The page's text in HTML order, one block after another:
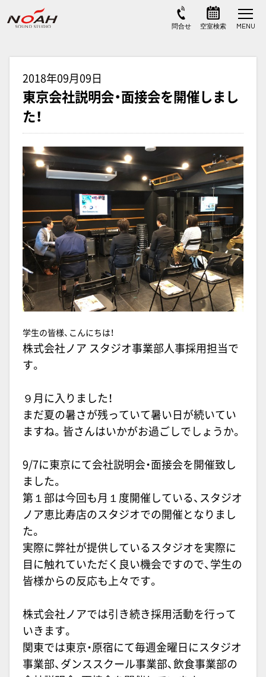
2018年09月09日
東京会社説明会・面接会を開催しまし
た！
学生の皆様、こんにちは！
株式会社ノア スタジオ事業部人事採用担当で
す。
９月に入りました！
まだ夏の暑さが残っていて暑い日が続いてい
ますね。皆さんはいかがお過ごしでしょうか。
9/7に東京にて会社説明会・面接会を開催致し
ました。
第１部は今回も月１度開催している、スタジオ
ノア恵比寿店のスタジオでの開催となりまし
た。
実際に弊社が提供しているスタジオを実際に
目に触れていただく良い機会ですので、学生の
皆様からの反応も上々です。
株式会社ノアでは引き続き採用活動を行って
いきます。
関東では東京・原宿にて毎週金曜日にスタジオ
事業部、ダンススクール事業部、飲食事業部の